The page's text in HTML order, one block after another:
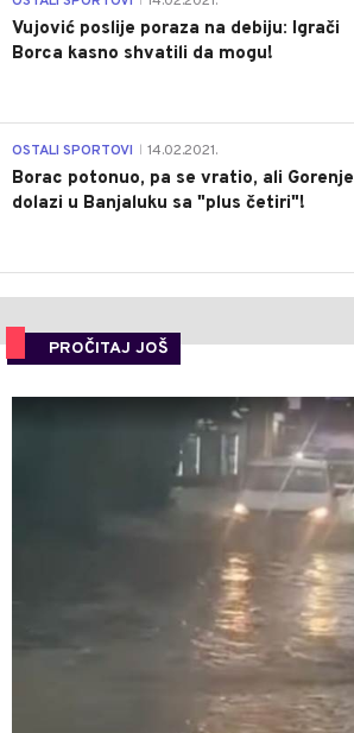
Vujović poslije poraza na debiju: Igrači
Borca kasno shvatili da mogu!
OSTALI SPORTOVI 14.02.2021.
Borac potonuo, pa se vratio, ali Gorenje
dolazi u Banjaluku sa "plus četiri"!
PROČITAJ JOŠ